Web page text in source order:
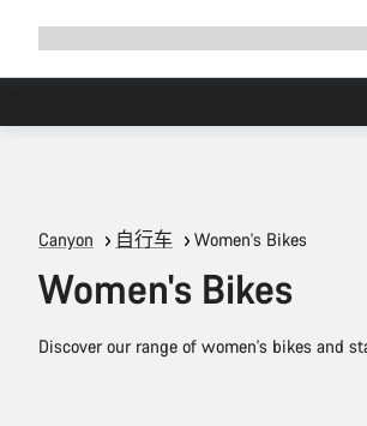
导
Canyon 自行车 Women's Bikes
Women's Bikes
Discover our range of women's bikes and